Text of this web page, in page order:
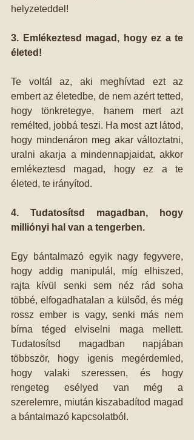
helyzeteddel!
3. Emlékeztesd magad, hogy ez a te
életed!
Te voltál az, aki meghívtad ezt az
embert az életedbe, de nem azért tetted,
hogy tönkretegye, hanem mert azt
remélted, jobbá teszi. Ha most azt látod,
hogy mindenáron meg akar változtatni,
uralni akarja a mindennapjaidat, akkor
emlékeztesd magad, hogy ez a te
életed, te irányítod.
4. Tudatosítsd magadban, hogy
milliónyi hal van a tengerben.
Egy bántalmazó egyik nagy fegyvere,
hogy addig manipulál, míg elhiszed,
rajta kívül senki sem néz rád soha
többé, elfogadhatalan a külsőd, és még
rossz ember is vagy, senki más nem
bírna téged elviselni maga mellett.
Tudatosítsd magadban napjában
többször, hogy igenis megérdemled,
hogy valaki szeressen, és hogy
rengeteg esélyed van még a
szerelemre, miután kiszabadítod magad
a bántalmazó kapcsolatból.